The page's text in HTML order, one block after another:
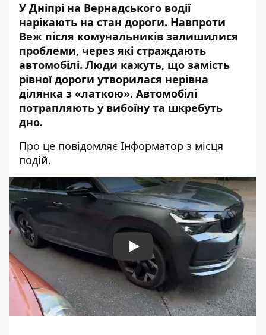
У Дніпрі на Вернадського водії
нарікають на стан дороги. Навпроти
Веж після комунальників залишилися
проблеми, через які страждають
автомобілі. Люди кажуть, що замість
рівної дороги утворилася нерівна
ділянка з «латкою». Автомобілі
потрапляють у вибоїну та шкребуть
дно.
Про це повідомляє Інформатор з місця
подій.
Play